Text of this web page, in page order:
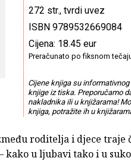
272 str., tvrdi uvez
ISBN 9789532669084
Cijena: 18.45 eur
Preračunato po fiksnom
Cijene knjiga su
knjige iz tiska. Preporučamo
nakladnika ili u knjižarama!
knjiga, potražite ih u
roditelja i djece
kako u ljubavi tako i u